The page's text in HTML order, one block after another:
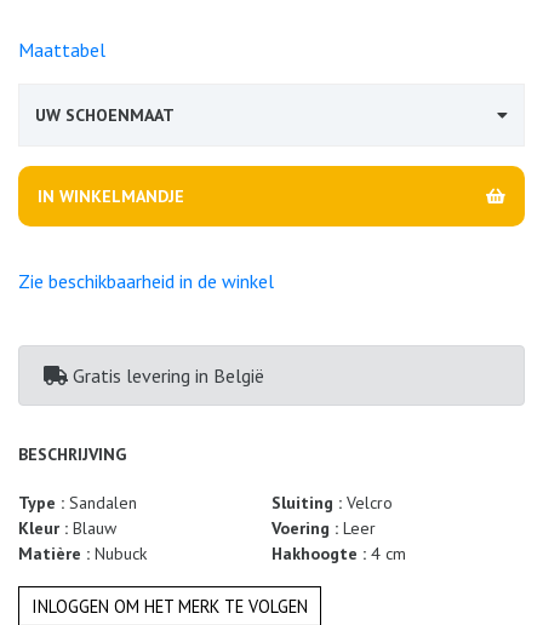
Onze
merken
Zomeraanbiedingen
Maattabel
UW SCHOENMAAT
IN WINKELMANDJE
Zie beschikbaarheid in de winkel
Gratis levering in België
BESCHRIJVING
Type : Sandalen
Kleur : Blauw
Matière : Nubuck
Sluiting : Velcro
Voering : Leer
Hakhoogte : 4 cm
INLOGGEN OM HET MERK TE VOLGEN